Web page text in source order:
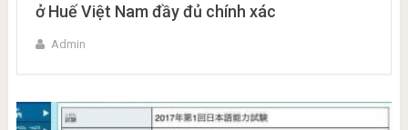
ở Huế Việt Nam đầy đủ chính xác
Admin